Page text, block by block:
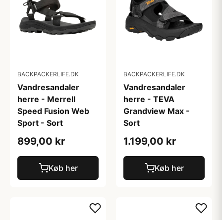
BACKPACKERLIFE.DK
Vandresandaler
herre - Merrell
Speed Fusion Web
Sport - Sort
899,00 kr
Køb her
BACKPACKERLIFE.DK
Vandresandaler
herre - TEVA
Grandview Max -
Sort
1.199,00 kr
Køb her